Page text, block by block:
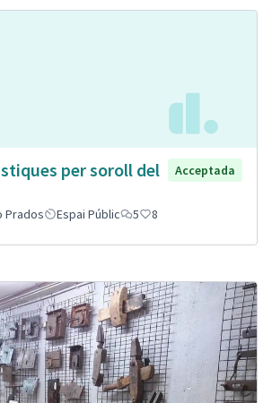
per soroll del
Acceptada
Prados Espai Públic 5 8